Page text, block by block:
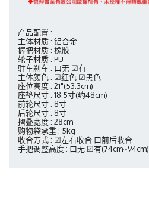
产品配置 :
主体材质 : 铝合金
握把材质 : 橡胶
轮子材质 : PU
驻车刹车 : 口无 ☑有
主体颜色 : ☑红色 ☑黑色
座位高度 : 21"(53.3cm)
座垫尺寸 : 18.5寸(约48cm)
前轮尺寸 : 8寸
后轮尺寸 : 8寸
摺叠宽度 : 28cm
购物袋承重 : 5kg
收合方式 : ☑左右收合 口前后收合
手把调整高度 : 口无 ☑有(74cm~94cm)